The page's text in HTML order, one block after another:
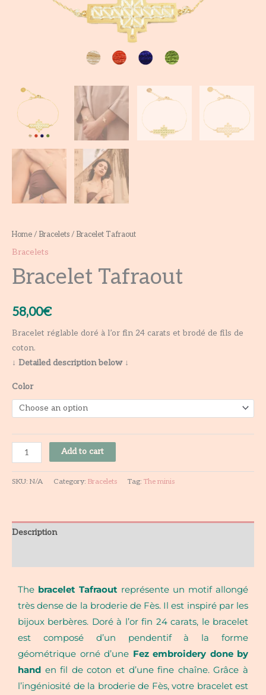
Home / Bracelets / Bracelet Tafraout
Bracelets
Bracelet Tafraout
58,00€
Bracelet réglable doré à l’or fin 24 carats et brodé de fils de
coton.
↓ Detailed description below ↓
Color
Add to cart
SKU: N/A Category: Bracelets Tag: The minis
Description
The bracelet Tafraout représente un motif allongé
très dense de la broderie de Fès. Il est inspiré par les
bijoux berbères. Doré à l’or fin 24 carats, le bracelet
est composé d’un pendentif à la forme
géométrique orné d’une Fez embroidery done by
hand en fil de coton et d’une fine chaîne. Grâce à
l’ingéniosité de la broderie de Fès, votre bracelet est